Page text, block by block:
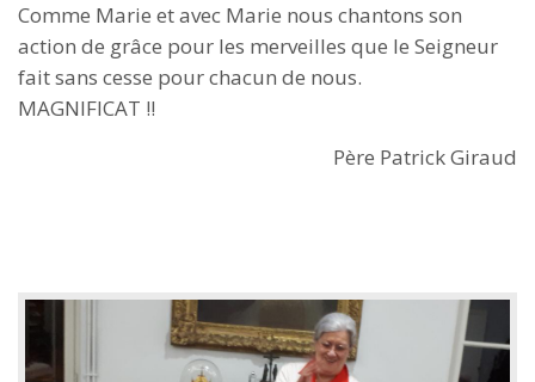
Comme Marie et avec Marie nous chantons son
action de grâce pour les merveilles que le Seigneur
fait sans cesse pour chacun de nous.
MAGNIFICAT !!
Père Patrick Giraud